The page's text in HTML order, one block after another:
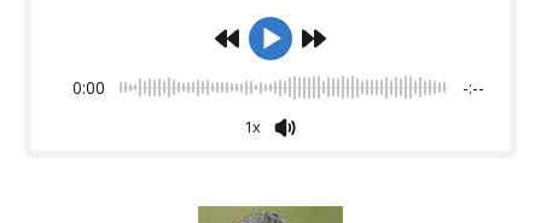
fuente
fuente.
0:00 -:--
1x